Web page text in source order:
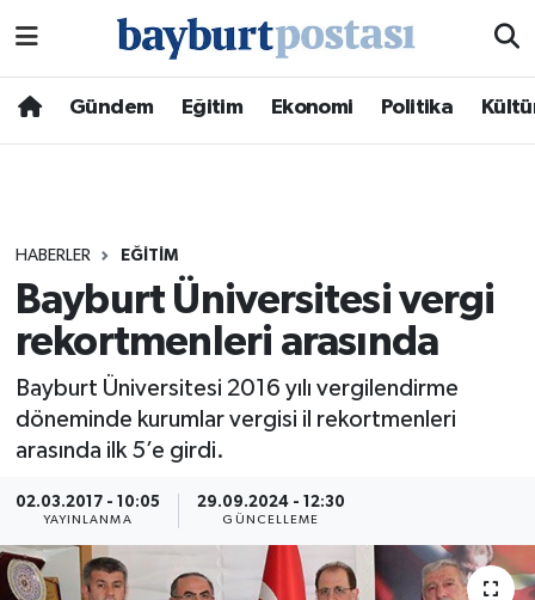
Gündem Eğitim Ekonomi Politika
HABERLER EĞITIM
Bayburt Üniversitesi vergi
rekortmenleri arasında
Bayburt Üniversitesi 2016 yılı vergilendirme
döneminde kurumlar vergisi il rekortmenleri
arasında ilk 5’e girdi.
02.03.2017 - 10:05
YAYINLANMA
29.09.2024 - 12:30
GÜNCELLEME
Hava Durumu
Trafik Durumu
Süper Lig Puan Durumu ve Fikstür
Tüm Manşetler
Son Dakika Haberleri
Haber Arşivi